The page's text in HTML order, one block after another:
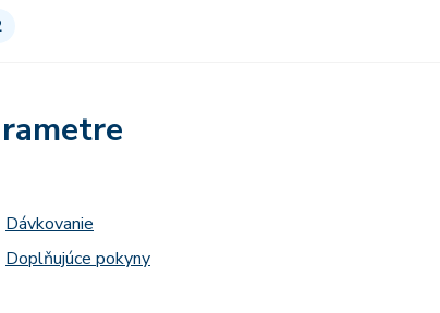
Dávkovanie
Doplňujúce pokyny